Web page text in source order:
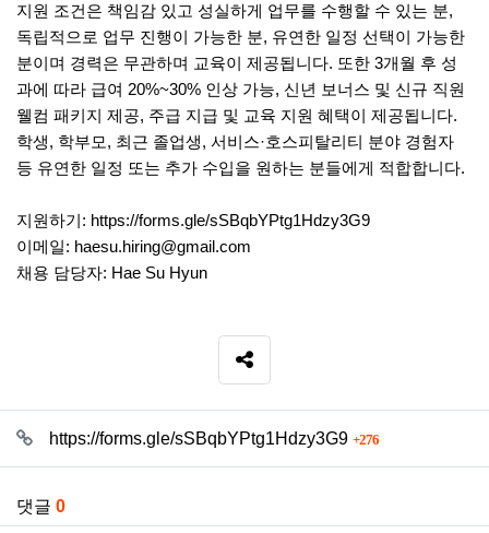
지원 조건은 책임감 있고 성실하게 업무를 수행할 수 있는 분,
독립적으로 업무 진행이 가능한 분, 유연한 일정 선택이 가능한
분이며 경력은 무관하며 교육이 제공됩니다. 또한 3개월 후 성
과에 따라 급여 20%~30% 인상 가능, 신년 보너스 및 신규 직원
웰컴 패키지 제공, 주급 지급 및 교육 지원 혜택이 제공됩니다.
학생, 학부모, 최근 졸업생, 서비스·호스피탈리티 분야 경험자
등 유연한 일정 또는 추가 수입을 원하는 분들에게 적합합니다.
지원하기: https://forms.gle/sSBqbYPtg1Hdzy3G9
이메일: haesu.hiring@gmail.com
채용 담당자: Hae Su Hyun
SNS 공유
관련자료https://forms.gle/sSBqbYPtg1Hdzy3G9 276회 연결
댓글 0